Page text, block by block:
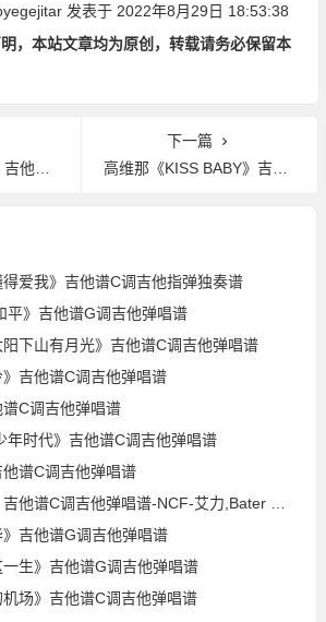
发表于 2022年8月29日 18:53:38
，本站文章均为原创，转载请务必保留本
弹唱谱
下一篇
高维那《KISS BABY》吉他谱C调吉他弹唱谱
爱我》吉他谱C调吉他指弹独奏谱
平》吉他谱G调吉他弹唱谱
下山有月光》吉他谱C调吉他弹唱谱
吉他谱C调吉他弹唱谱
C调吉他弹唱谱
年时代》吉他谱C调吉他弹唱谱
谱C调吉他弹唱谱
他谱C调吉他弹唱谱-NCF-艾力,Bater Offical
吉他谱G调吉他弹唱谱
生》吉他谱G调吉他弹唱谱
场》吉他谱C调吉他弹唱谱